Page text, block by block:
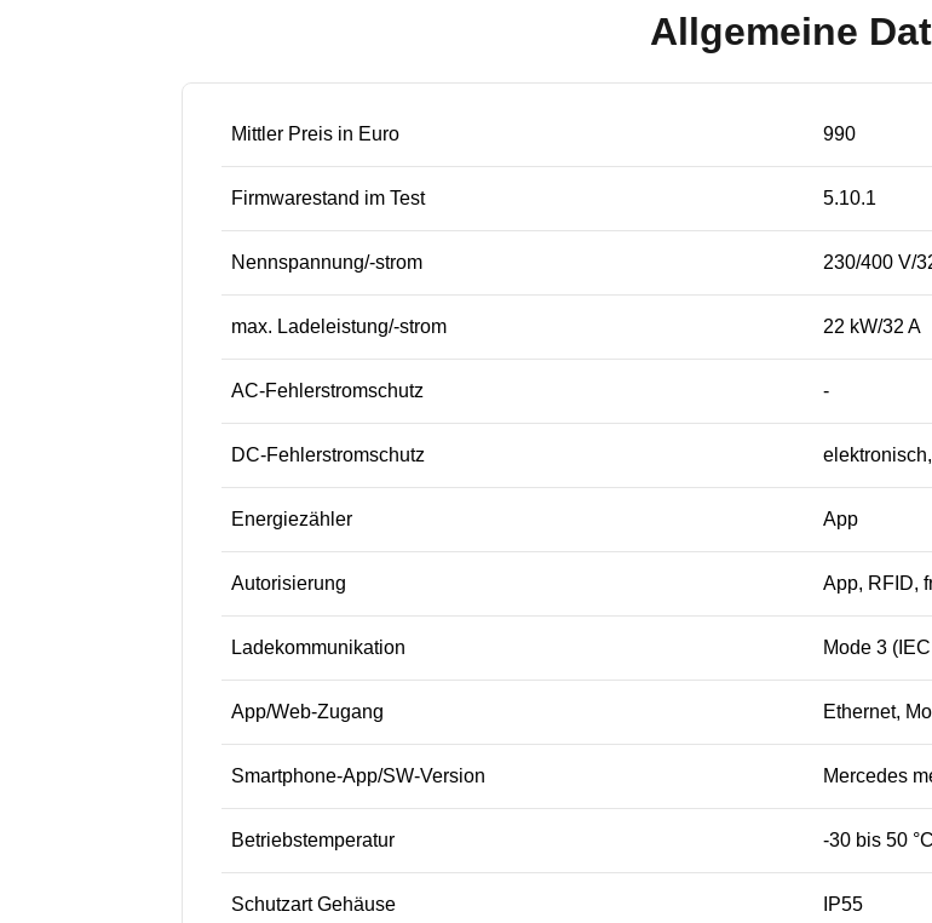
Allgemeine
Mittler Preis in Euro 990
Firmwarestand im Test 5.10.1
Nennspannung/-strom 230/400 V/
max. Ladeleistung/-strom 22 kW/32 A
AC-Fehlerstromschutz -
DC-Fehlerstromschutz
Energiezähler App
Autorisierung App, RFID,
Ladekommunikation Mode 3
App/Web-Zugang Ethernet,
Smartphone-App/SW-Version Mercedes
Betriebstemperatur -30 bis 50 °C
Schutzart Gehäuse IP55